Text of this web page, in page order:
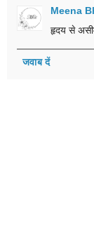
Meena
हृदय से
जवाब दें